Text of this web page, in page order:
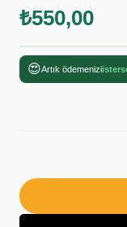
₺550,00
😍Artık ödemenizi